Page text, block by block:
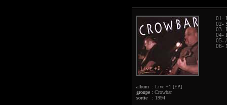
album : Live +1 [EP]
groupe : Crowbar
sortie : 1994
01-
02-
03-
04-
05-
06-